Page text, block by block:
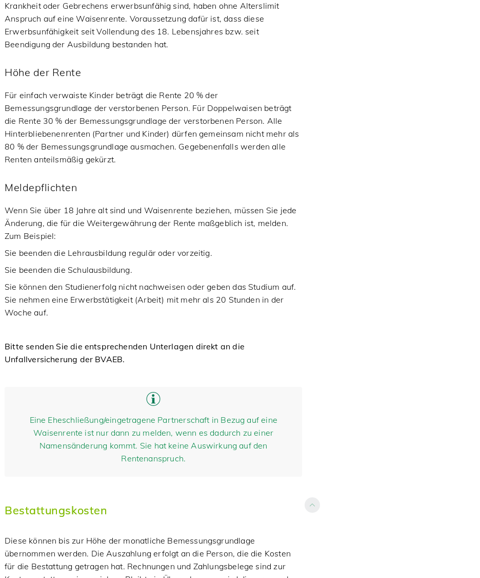
Krankheit oder Gebrechens erwerbsunfähig sind, haben ohne Alterslimit
Anspruch auf eine Waisenrente. Voraussetzung dafür ist, dass diese
Erwerbsunfähigkeit seit Vollendung des 18. Lebensjahres bzw. seit
Beendigung der Ausbildung bestanden hat.
Höhe der Rente
Für einfach verwaiste Kinder beträgt die Rente 20 % der
Bemessungsgrundlage der verstorbenen Person. Für Doppelwaisen beträgt
die Rente 30 % der Bemessungsgrundlage der verstorbenen Person. Alle
Hinterbliebenenrenten (Partner und Kinder) dürfen gemeinsam nicht mehr als
80 % der Bemessungsgrundlage ausmachen. Gegebenenfalls werden alle
Renten anteilsmäßig gekürzt.
Meldepflichten
Wenn Sie über 18 Jahre alt sind und Waisenrente beziehen, müssen Sie jede
Änderung, die für die Weitergewährung der Rente maßgeblich ist, melden.
Zum Beispiel:
Sie beenden die Lehrausbildung regulär oder vorzeitig.
Sie beenden die Schulausbildung.
Sie können den Studienerfolg nicht nachweisen oder geben das Studium auf.
Sie nehmen eine Erwerbstätigkeit (Arbeit) mit mehr als 20 Stunden in der
Woche auf.
Bitte senden Sie die entsprechenden Unterlagen direkt an die
Unfallversicherung der BVAEB.
Eine Eheschließung/eingetragene Partnerschaft in Bezug auf eine
Waisenrente ist nur dann zu melden, wenn es dadurch zu einer
Namensänderung kommt. Sie hat keine Auswirkung auf den
Rentenanspruch.
Bestattungskosten
Diese können bis zur Höhe der monatliche Bemessungsgrundlage
übernommen werden. Die Auszahlung erfolgt an die Person, die die Kosten
für die Bestattung getragen hat. Rechnungen und Zahlungsbelege sind zur